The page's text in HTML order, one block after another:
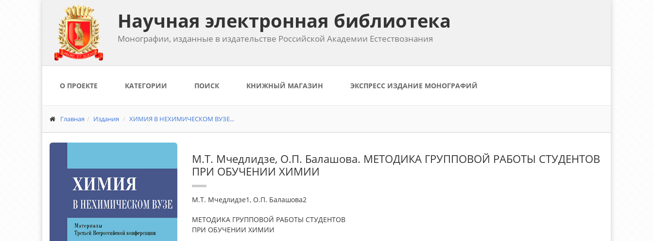
Научная электронная библиотека
Монографии, изданные в издательстве Российской Академии Естествознания
О ПРОЕКТЕ КАТЕГОРИИ ПОИСК КНИЖНЫЙ МАГАЗИН ЭКСПРЕСС ИЗДАНИЕ МОНОГРАФИЙ
Главная Издания ХИМИЯ В НЕХИМИЧЕСКОМ ВУЗЕ...
М.Т. Мчедлидзе, О.П. Балашова. МЕТОДИКА ГРУППОВОЙ РАБОТЫ СТУДЕНТОВ
ПРИ ОБУЧЕНИИ ХИМИИ
М.Т. Мчедлидзе1, О.П. Балашова2
МЕТОДИКА ГРУППОВОЙ РАБОТЫ СТУДЕНТОВ
ПРИ ОБУЧЕНИИ ХИМИИ